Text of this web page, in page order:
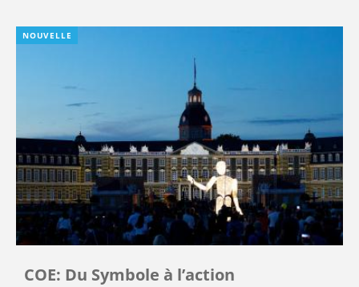
NOUVELLE
COE: Du Symbole à l’action